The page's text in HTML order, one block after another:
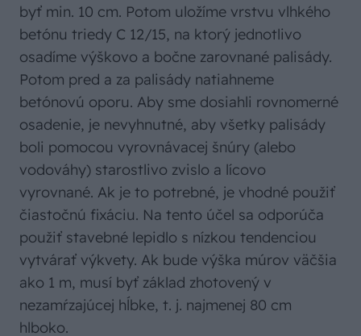
byť min. 10 cm. Potom uložíme vrstvu vlhkého
betónu triedy C 12/15, na ktorý jednotlivo
osadíme výškovo a bočne zarovnané palisády.
Potom pred a za palisády natiahneme
betónovú oporu. Aby sme dosiahli rovnomerné
osadenie, je nevyhnutné, aby všetky palisády
boli pomocou vyrovnávacej šnúry (alebo
vodováhy) starostlivo zvislo a lícovo
vyrovnané. Ak je to potrebné, je vhodné použiť
čiastočnú fixáciu. Na tento účel sa odporúča
použiť stavebné lepidlo s nízkou tendenciou
vytvárať výkvety. Ak bude výška múrov väčšia
ako 1 m, musí byť základ zhotovený v
nezamŕzajúcej hĺbke, t. j. najmenej 80 cm
hlboko.